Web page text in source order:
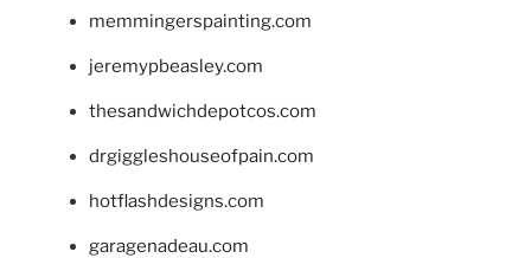
memmingerspainting.com
jeremypbeasley.com
thesandwichdepotcos.com
drgiggleshouseofpain.com
hotflashdesigns.com
garagenadeau.com